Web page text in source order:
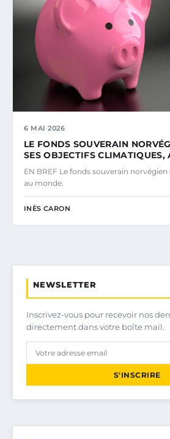
6 MAI 2026
LE FONDS SOUVERAIN
SES OBJECTIFS CLIMATIQUES,
EN BREF Le fonds souverain
au monde.
INÈS CARON
NEWSLETTER
Inscrivez-vous pour recevoir nos
directement dans votre boîte mail.
S'INSCRIRE